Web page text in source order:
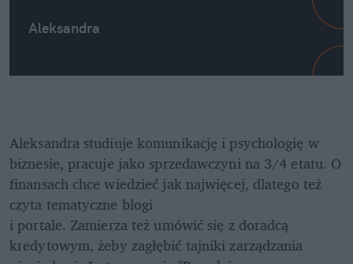
Aleksandra
Aleksandra studiuje komunikację i psychologię w
biznesie, pracuje jako sprzedawczyni na 3/4 etatu. O
finansach chce wiedzieć jak najwięcej, dlatego też
czyta tematyczne blogi
i portale. Zamierza też umówić się z doradcą
kredytowym, żeby zagłębić tajniki zarządzania